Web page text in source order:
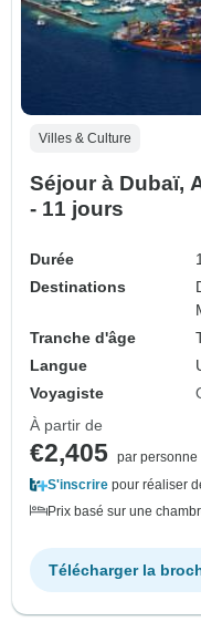
Villes & Culture
Séjour à Dubaï,
- 11 jours
Durée
Destinations
Tranche d'âge
Langue
Voyagiste
À partir de
€2,405 par personne
S'inscrire pour réaliser
Prix basé sur une
Télécharger la